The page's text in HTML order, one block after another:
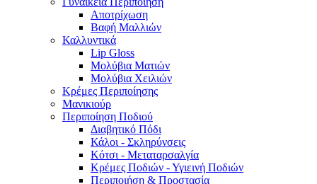
Αποτρίχωση
Βαφή Μαλλιών
Καλλυντικά
Lip Gloss
Μολύβια Ματιών
Μολύβια Χειλιών
Κρέμες Περιποίησης
Μανικιούρ
Περιποίηση Ποδιού
Διαβητικό Πόδι
Κάλοι - Σκληρύνσεις
Κότσι - Μεταταρσαλγία
Κρέμες Ποδιών - Υγιεινή Ποδιών
Περιποιήση & Προστασία